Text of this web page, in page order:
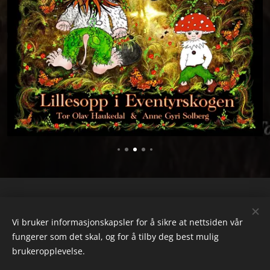
hauk@hotmail.com Telefonnummer 40879509
Organisasjonsnr.927 471 426
Vi bruker informasjonskapsler for å sikre at nettsiden vår
fungerer som det skal, og for å tilby deg best mulig
brukeropplevelse.